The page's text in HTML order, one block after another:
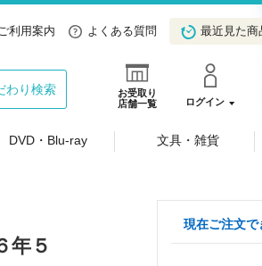
ご利用案内 よくある質問 最近見た商
お受取り
店舗一覧
ログイン
わり検索
DVD・Blu-ray 文具・雑貨
年５
現在ご注文で